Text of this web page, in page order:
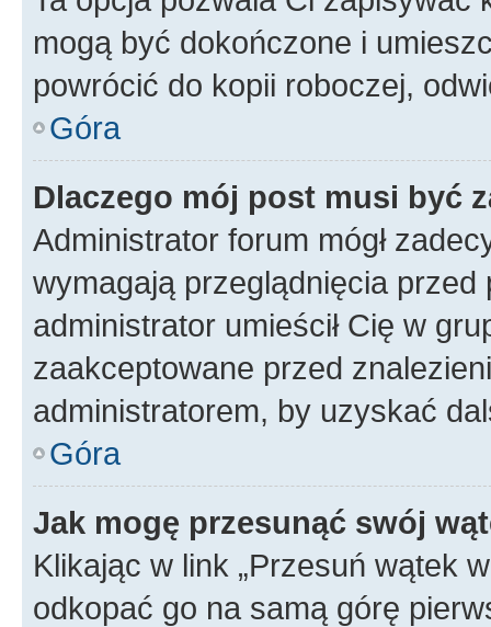
mogą być dokończone i
powrócić do kopii roboczej,
Góra
Dlaczego mój post musi być
Administrator forum mógł
wymagają przeglądnięcia
administrator umieścił Cię w
zaakceptowane przed
administratorem, by uzyskać
Góra
Jak mogę przesunąć swój
Klikając w link „Przesuń wątek
odkopać go na samą górę